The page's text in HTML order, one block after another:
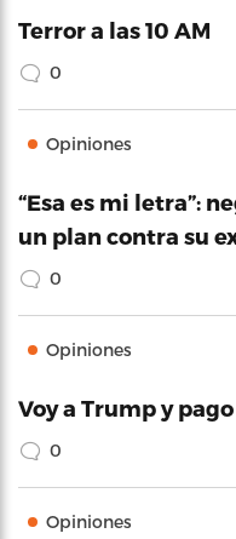
Terror a las 10 AM
0
Opiniones
“Esa es mi letra”:
un plan contra su
0
Opiniones
Voy a Trump y
0
Opiniones